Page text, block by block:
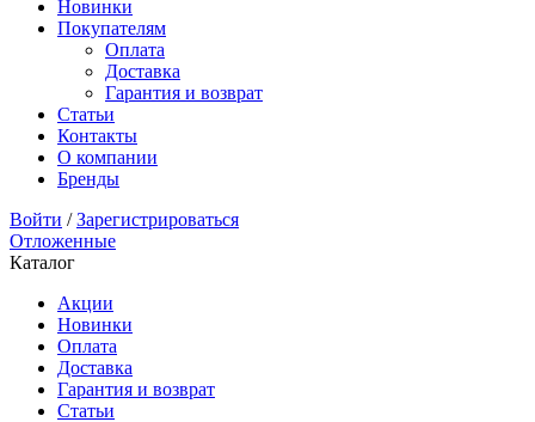
Новинки
Покупателям
Оплата
Доставка
Гарантия и возврат
Статьи
Контакты
О компании
Бренды
Войти /Зарегистрироваться
Отложенные
Каталог
Акции
Новинки
Оплата
Доставка
Гарантия и возврат
Статьи